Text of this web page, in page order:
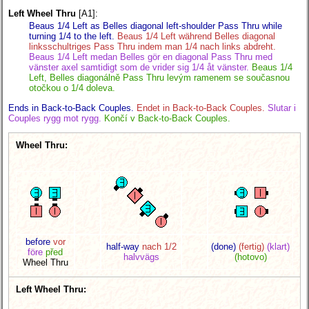
Left Wheel Thru [A1]:
Beaus 1/4 Left as Belles diagonal left-shoulder Pass Thru while
turning 1/4 to the left. Beaus 1/4 Left während Belles diagonal
linksschultriges Pass Thru indem man 1/4 nach links abdreht.
Beaus 1/4 Left medan Belles gör en diagonal Pass Thru med
vänster axel samtidigt som de vrider sig 1/4 åt vänster. Beaus 1/4
Left, Belles diagonálně Pass Thru levým ramenem se současnou
otočkou o 1/4 doleva.
Ends in Back-to-Back Couples.
Endet in Back-to-Back Couples. Slutar i
Couples rygg mot rygg. Končí v Back-to-Back Couples.
Wheel Thru:
before vor
före před
Wheel Thru
half-way nach 1/2
halvvägs
(done) (fertig) (klart)
(hotovo)
Left Wheel Thru: